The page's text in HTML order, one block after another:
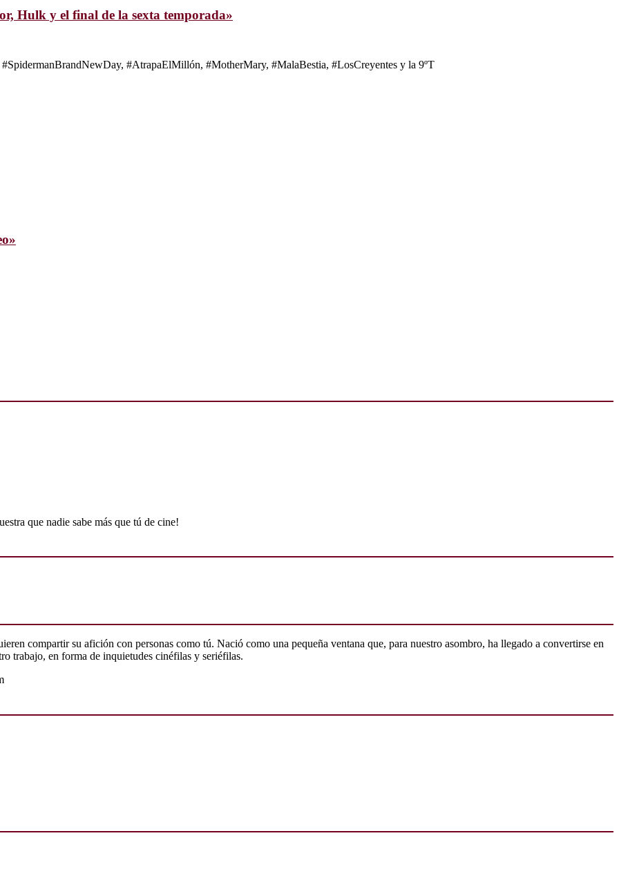
Hulk y el final de la sexta temporada»
#SpidermanBrandNewDay, #AtrapaElMillón, #MotherMary, #MalaBestia, #LosCreyentes y la 9ºT
que nadie sabe más que tú de cine!
compartir su afición con personas como tú. Nació como una pequeña ventana que, para nuestro asombro, ha llegado a convertirse en
trabajo, en forma de inquietudes cinéfilas y seriéfilas.